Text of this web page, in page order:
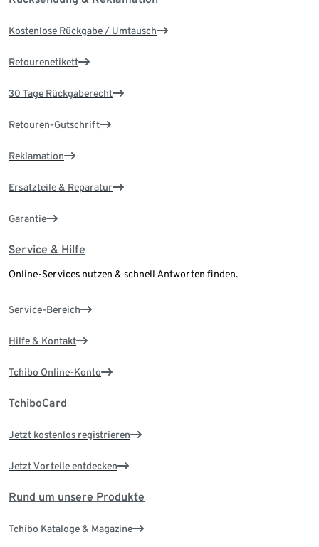
Kostenlose Rückgabe / Umtausch
Retourenetikett
30 Tage Rückgaberecht
Retouren-Gutschrift
Reklamation
Ersatzteile & Reparatur
Garantie
Service & Hilfe
Online-Services nutzen & schnell Antworten finden.
Service-Bereich
Hilfe & Kontakt
Tchibo Online-Konto
TchiboCard
Jetzt kostenlos registrieren
Jetzt Vorteile entdecken
Rund um unsere Produkte
Tchibo Kataloge & Magazine